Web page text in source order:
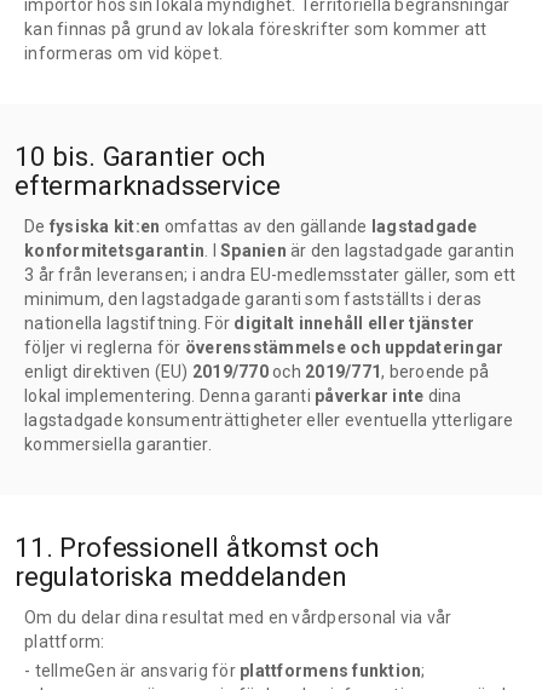
importör hos sin lokala myndighet. Territoriella begränsningar
kan finnas på grund av lokala föreskrifter som kommer att
informeras om vid köpet.
10 bis. Garantier och
eftermarknadsservice
De fysiska kit:en omfattas av den gällande lagstadgade
konformitetsgarantin
Spanien är den lagstadgade garantin
3 år från leveransen; i andra EU-medlemsstater gäller, som ett
minimum, den lagstadgade garanti som fastställts i deras
nationella lagstiftning. För digitalt innehåll eller tjänster
följer vi reglerna för överensstämmelse och uppdateringar
enligt direktiven (EU) 2019/770och 2019/771, beroende på
lokal implementering. Denna garanti påverkar inte dina
lagstadgade konsumenträttigheter eller eventuella ytterligare
kommersiella garantier.
11. Professionell åtkomst och
regulatoriska meddelanden
Om du delar dina resultat med en vårdpersonal via vår
plattform:
- tellmeGen är ansvarig för plattformens funktion;